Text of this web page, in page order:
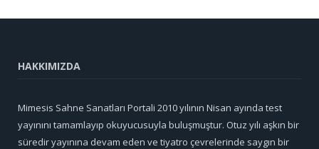
HAKKIMIZDA
Mimesis Sahne Sanatları Portali 2010 yılının Nisan ayında test
yayınını tamamlayıp okuyucusuyla buluşmuştur. Otuz yılı aşkın bir
süredir yayınına devam eden ve tiyatro çevrelerinde saygın bir